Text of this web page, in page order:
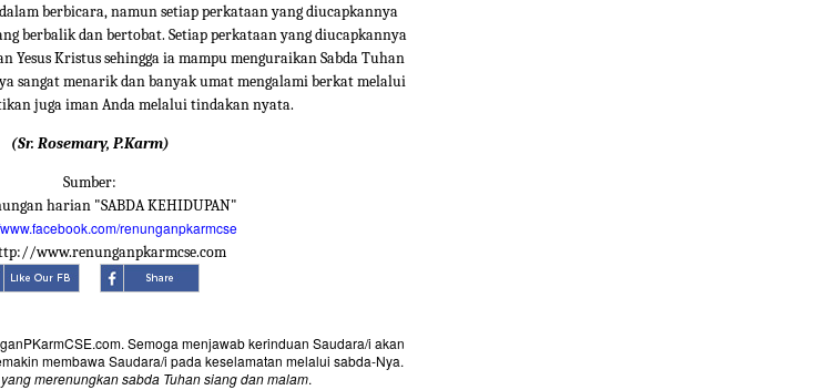
berbicara, namun setiap perkataan yang diucapkannya
berbalik dan bertobat. Setiap perkataan yang diucapkannya
Kristus sehingga ia mampu menguraikan Sabda Tuhan
sangat menarik dan banyak umat mengalami berkat melalui
juga iman Anda melalui tindakan nyata.
(Sr. Rosemary, P.Karm)
Sumber:
harian "SABDA KEHIDUPAN"
renunganpkarmcse
www.renunganpkarmcse.com
Semoga menjawab kerinduan Saudara/i akan
membawa Saudara/i pada keselamatan melalui sabda-Nya.
merenungkan sabda Tuhan siang dan malam.